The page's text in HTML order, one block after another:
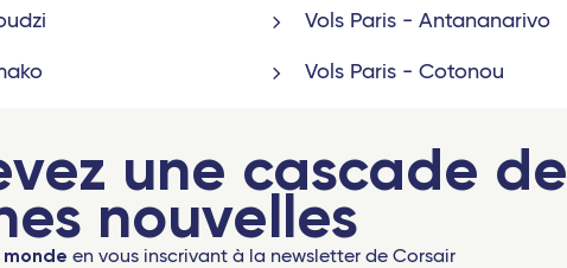
Vols Paris - Antananarivo
Vols Paris - Cotonou
une cascade de
nouvelles
en vous inscrivant à la newsletter de Corsair